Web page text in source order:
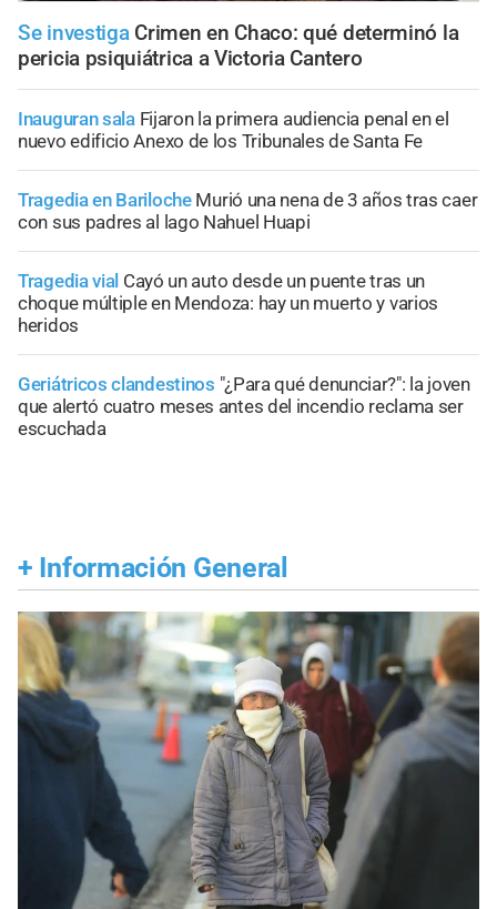
Se investiga Crimen en Chaco: qué determinó la
pericia psiquiátrica a Victoria Cantero
Inauguran sala Fijaron la primera audiencia penal en el
nuevo edificio Anexo de los Tribunales de Santa Fe
Tragedia en Bariloche Murió una nena de 3 años tras caer
con sus padres al lago Nahuel Huapi
Tragedia vial Cayó un auto desde un puente tras un
choque múltiple en Mendoza: hay un muerto y varios
heridos
Geriátricos clandestinos "¿Para qué denunciar?": la joven
que alertó cuatro meses antes del incendio reclama ser
escuchada
+ Información General